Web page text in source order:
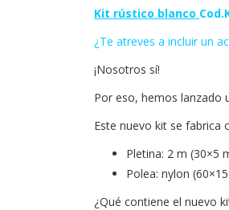
Kit rústico blanco
¿Te atreves a incluir un
¡Nosotros sí!
Por eso, hemos lanzado
Este nuevo kit se fabrica
Pletina: 2 m (30×5
Polea: nylon
¿Qué contiene el nuevo